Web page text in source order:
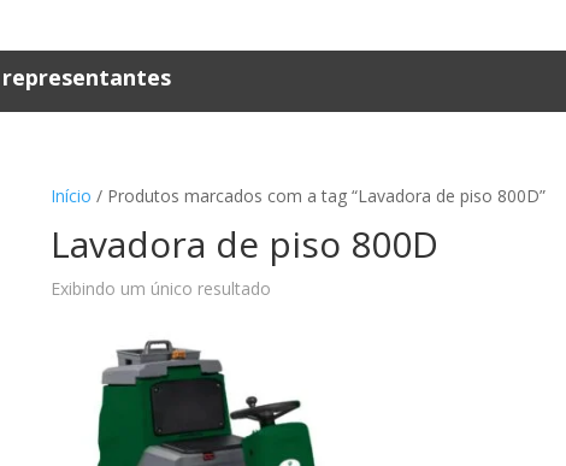
representantes
Início / Produtos marcados com a tag “Lavadora de piso 800D”
Lavadora de piso 800D
Exibindo um único resultado